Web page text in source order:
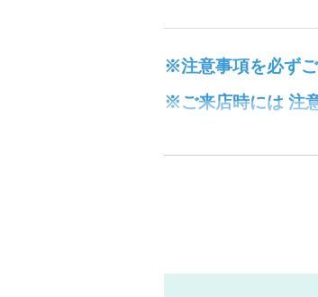
※注意事項を必ず
※ご来店時には 注
・お申し込みにはLivepocket-
※身分証の氏名と、電子チケ
※ご提示いただく身分証に記
OK⇒ 『田中 太郎』
NG⇒ 『太郎 田中』、『